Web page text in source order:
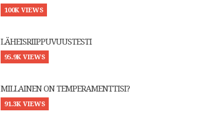
100K VIEWS
LÄHEISRIIPPUVUUSTESTI
95.9K VIEWS
MILLAINEN ON TEMPERAMENTTISI?
91.3K VIEWS